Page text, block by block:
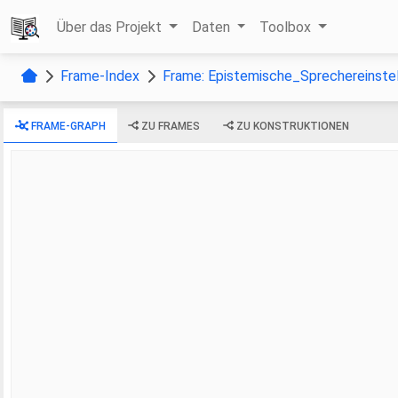
Über das Projekt Daten Toolbox
Frame-Index Frame:
FRAME-GRAPH ZU FRAMES ZU KONSTRUKTIONEN